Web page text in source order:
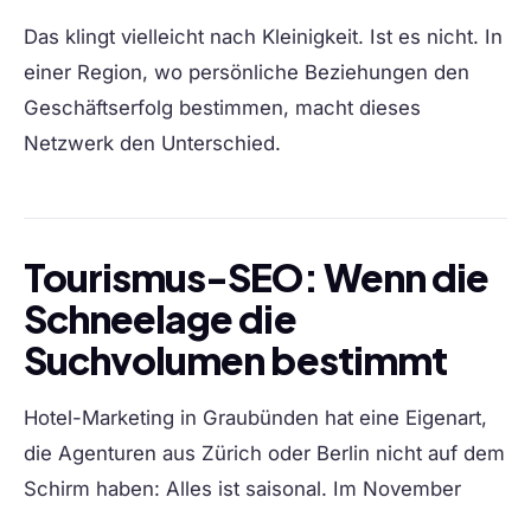
Das klingt vielleicht nach Kleinigkeit. Ist es nicht. In
einer Region, wo persönliche Beziehungen den
Geschäftserfolg bestimmen, macht dieses
Netzwerk den Unterschied.
Tourismus-SEO: Wenn die
Schneelage die
Suchvolumen bestimmt
Hotel-Marketing in Graubünden hat eine Eigenart,
die Agenturen aus Zürich oder Berlin nicht auf dem
Schirm haben: Alles ist saisonal. Im November